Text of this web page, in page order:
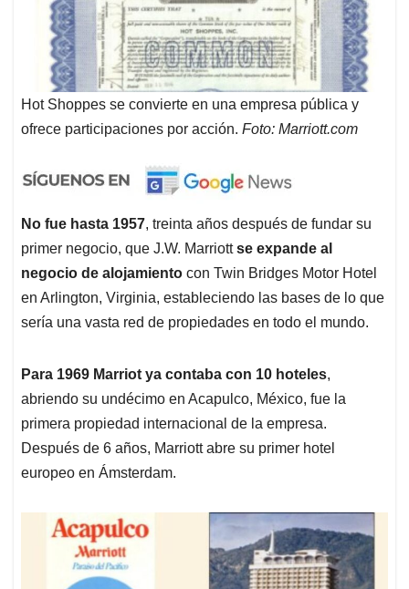
Hot Shoppes se convierte en una empresa pública y
ofrece participaciones por acción. Foto: Marriott.com
No fue hasta 1957, treinta años después de fundar su
primer negocio, que J.W. Marriottse expande al
negocio de alojamiento con Twin Bridges Motor Hotel
en Arlington, Virginia, estableciendo las bases de lo que
sería una vasta red de propiedades en todo el mundo.
Para 1969 Marriot ya contaba con 10 hoteles,
abriendo su undécimo en Acapulco, México, fue la
primera propiedad internacional de la empresa.
Después de 6 años, Marriott abre su primer hotel
europeo en Ámsterdam.